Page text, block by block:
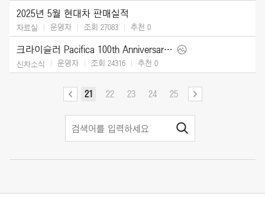
2025년 5월 현대차 판매실적
자료실 운영자 조회 27083 추천 0
크라이슬러 Pacifica 100th Anniversary Edition (2026)
신차소식 운영자 조회 24316 추천 0
21 22 23 24 25